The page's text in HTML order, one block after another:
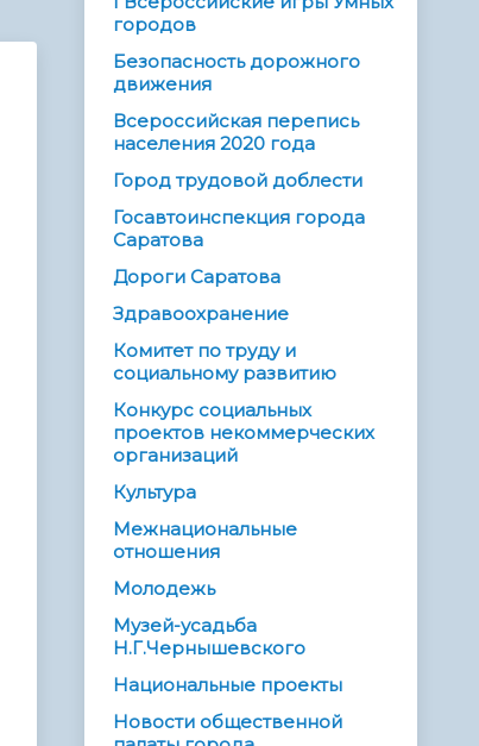
городов
Безопасность дорожного
движения
Всероссийская перепись
населения 2020 года
Город трудовой доблести
Госавтоинспекция города
Саратова
Дороги Саратова
Здравоохранение
Комитет по труду и
социальному развитию
Конкурс социальных
проектов некоммерческих
организаций
Культура
Межнациональные
отношения
Молодежь
Музей-усадьба
Н.Г.Чернышевского
Национальные проекты
Новости общественной